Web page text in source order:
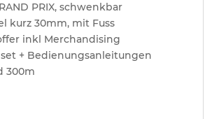
PRIX, schwenkbar
kurz 30mm, mit Fuss
inkl Merchandising
+ Bedienungsanleitungen
300m